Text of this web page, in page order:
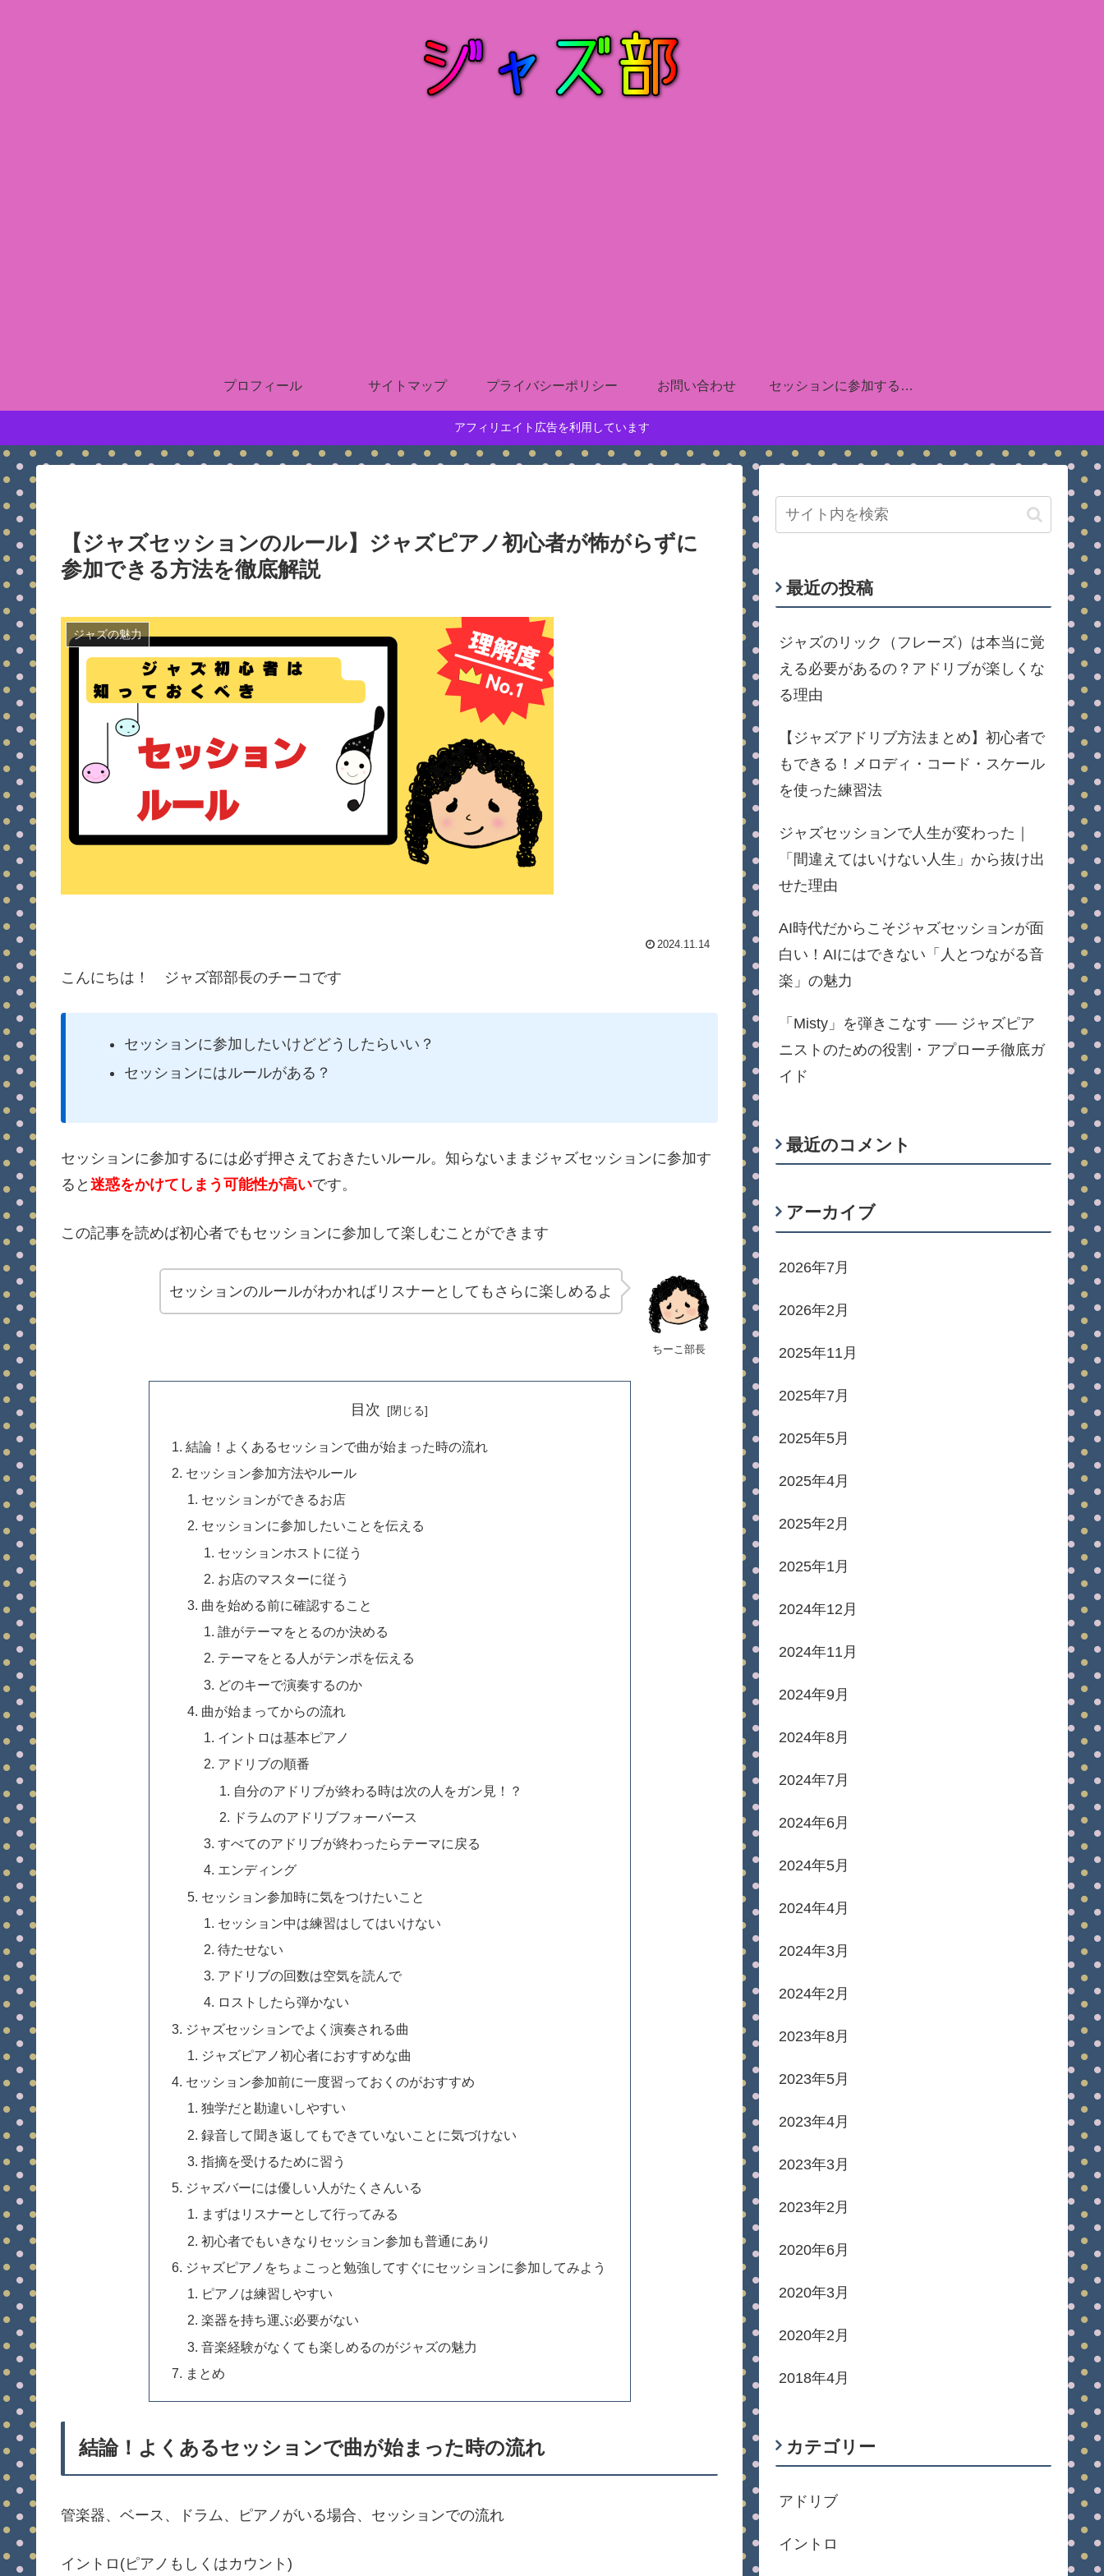
プロフィール サイトマップ プライバシーポリシー お問い合わせ セッションに参加する方法を解説！ジャズピアノ初心者が楽しむために知っておくマナーや技量、練習方法について詳しくまとめました
アフィリエイト広告を利用しています
【ジャズセッションのルール】ジャズピアノ初心者が怖がらずに
参加できる方法を徹底解説
ジャズの魅力
2024.11.14
こんにちは！ ジャズ部部長のチーコです
セッションに参加したいけどどうしたらいい？
セッションにはルールがある？
セッションに参加するには必ず押さえておきたいルール。知らないままジャズセッションに参加す
ると 迷惑をかけてしまう可能性が高いです。
この記事を読めば初心者でもセッションに参加して楽しむことができます
ちーこ部長
セッションのルールがわかればリスナーとしてもさらに楽しめるよ
目次
結論！よくあるセッションで曲が始まった時の流れ
セッション参加方法やルール
セッションができるお店
セッションに参加したいことを伝える
セッションホストに従う
お店のマスターに従う
曲を始める前に確認すること
誰がテーマをとるのか決める
テーマをとる人がテンポを伝える
どのキーで演奏するのか
曲が始まってからの流れ
イントロは基本ピアノ
アドリブの順番
自分のアドリブが終わる時は次の人をガン見！？
ドラムのアドリブフォーバース
すべてのアドリブが終わったらテーマに戻る
エンディング
セッション参加時に気をつけたいこと
セッション中は練習はしてはいけない
待たせない
アドリブの回数は空気を読んで
ロストしたら弾かない
ジャズセッションでよく演奏される曲
ジャズピアノ初心者におすすめな曲
セッション参加前に一度習っておくのがおすすめ
独学だと勘違いしやすい
録音して聞き返してもできていないことに気づけない
指摘を受けるために習う
ジャズバーには優しい人がたくさんいる
まずはリスナーとして行ってみる
初心者でもいきなりセッション参加も普通にあり
ジャズピアノをちょこっと勉強してすぐにセッションに参加してみよう
ピアノは練習しやすい
楽器を持ち運ぶ必要がない
音楽経験がなくても楽しめるのがジャズの魅力
まとめ
結論！よくあるセッションで曲が始まった時の流れ
管楽器、ベース、ドラム、ピアノがいる場合、セッションでの流れ
イントロ(ピアノもしくはカウント)
最近の投稿
ジャズのリック（フレーズ）は本当に覚
える必要があるの？アドリブが楽しくな
る理由
【ジャズアドリブ方法まとめ】初心者で
もできる！メロディ・コード・スケール
を使った練習法
ジャズセッションで人生が変わった｜
「間違えてはいけない人生」から抜け出
せた理由
AI時代だからこそジャズセッションが面
白い！AIにはできない「人とつながる音
楽」の魅力
「Misty」を弾きこなす ── ジャズピア
ニストのための役割・アプローチ徹底ガ
イド
最近のコメント
アーカイブ
2026年7月
2026年2月
2025年11月
2025年7月
2025年5月
2025年4月
2025年2月
2025年1月
2024年12月
2024年11月
2024年9月
2024年8月
2024年7月
2024年6月
2024年5月
2024年4月
2024年3月
2024年2月
2023年8月
2023年5月
2023年4月
2023年3月
2023年2月
2020年6月
2020年3月
2020年2月
2018年4月
カテゴリー
アドリブ
イントロ